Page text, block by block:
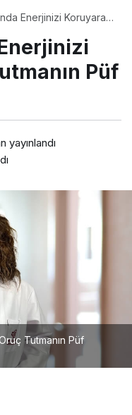
Enerjinizi Koruyarak
Püf
yayınlandı
Tutmanın Püf